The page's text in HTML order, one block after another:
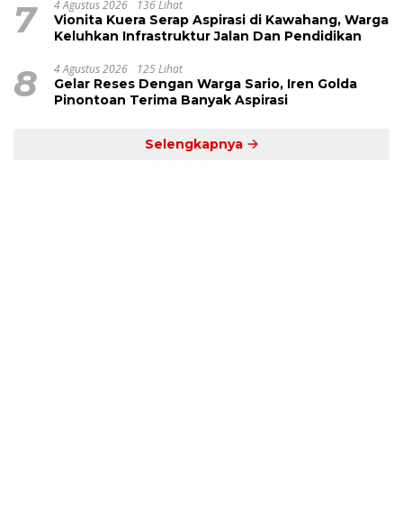
7 4 Agustus 2026 136 Lihat
Vionita Kuera Serap Aspirasi di Kawahang, Warga
Keluhkan Infrastruktur Jalan Dan Pendidikan
8 4 Agustus 2026 125 Lihat
Gelar Reses Dengan Warga Sario, Iren Golda
Pinontoan Terima Banyak Aspirasi
Selengkapnya